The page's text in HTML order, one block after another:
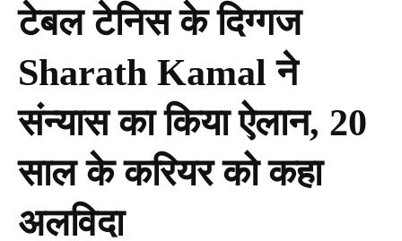
टेबल टेनिस के दिग्गज
Sharath Kamal ने
संन्यास का किया ऐलान, 20
साल के करियर को कहा
अलविदा